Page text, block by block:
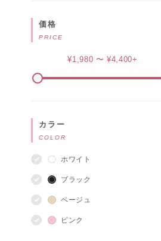
価格
PRICE
¥1,980 〜 ¥4,400+
カラー
COLOR
ホワイト
ブラック
ベージュ
ピンク